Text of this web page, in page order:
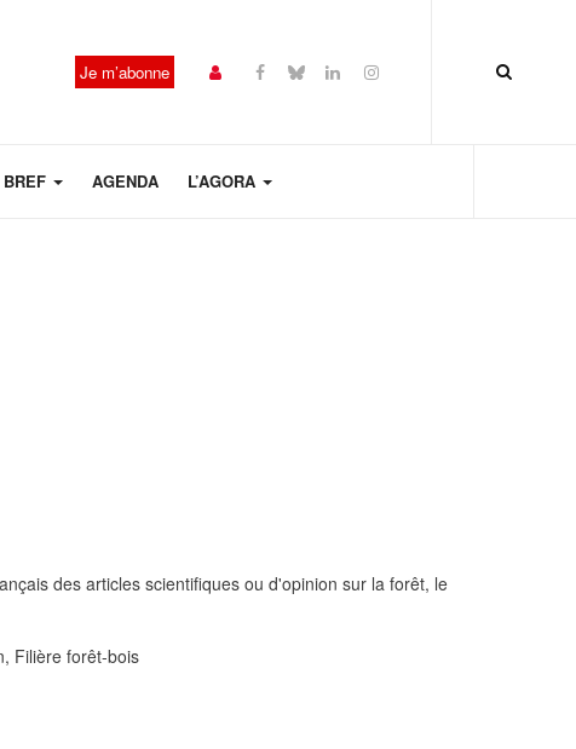
Je m’abonne
BREF AGENDA L’AGORA
des articles scientifiques ou d'opinion sur la forêt, le
Filière forêt-bois